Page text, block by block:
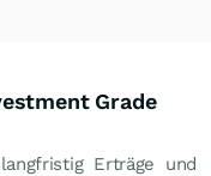
Grade
Erträge und